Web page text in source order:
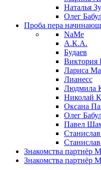
Наталья
Олег
Проба пера
NaMe
А.К.А.
Будаев
Виктория
Лариса
Лианесс
Людмила
Николай
Оксана
Олег
Павел
Знакомства партнёр
Знакомства партнёр